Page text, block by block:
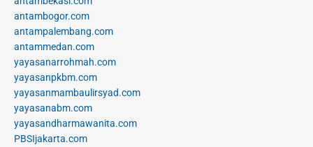
antambogor.com
antampalembang.com
antammedan.com
yayasanarrohmah.com
yayasanpkbm.com
yayasanmambaulirsyad.com
yayasanabm.com
yayasandharmawanita.com
PBSIjakarta.com